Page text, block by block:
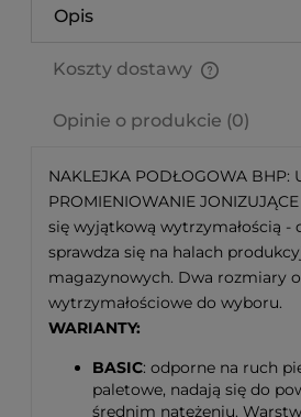
Opis
Koszty dostawy
Opinie o produkcie (0)
NAKLEJKA PODŁOGOWA BHP:
PROMIENIOWANIE
się wyjątkową wytrzymałością -
sprawdza się na halach
magazynowych. Dwa rozmiary
wytrzymałościowe do wyboru.
WARIANTY:
BASIC: odporne na ruch
paletowe, nadają się do
średnim natężeniu.